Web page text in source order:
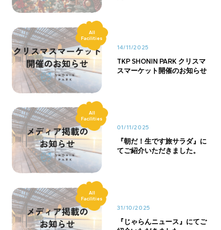
All
Facilities
14/11/2025
TKP SHONIN PARK クリスマ
スマーケット開催のお知らせ
All
Facilities
01/11/2025
『朝だ！生です旅サラダ』に
てご紹介いただきました。
All
Facilities
31/10/2025
『じゃらんニュース』にてご